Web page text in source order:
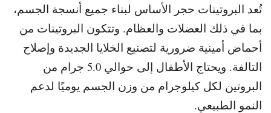
تُعد البروتينات حجر الأساس لبناء جميع أنسجة الجسم،
بما في ذلك العضلات والعظام. وتتكون البروتينات من
أحماض أمينية ضرورية لتصنيع الخلايا الجديدة وإصلاح
التالفة. ويحتاج الأطفال إلى حوالي 0.
5 جرام من
البروتين لكل كيلوجرام من وزن الجسم يوميًا لدعم
النمو الطبيعي.